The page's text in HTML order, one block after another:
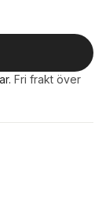
. Fri frakt över